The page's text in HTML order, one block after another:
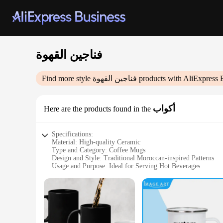
فناجين القهوة
Find more style فناجين القهوة products with AliExpress
Here are the products found in the أكواب
Specifications:
Material: High-quality Ceramic
Type and Category: Coffee Mugs
Design and Style: Traditional Moroccan-inspired Patterns
Usage and Purpose: Ideal for Serving Hot Beverages
Performance and Property: Durable and Heat-resistant
**Elegant Craftsmanship and Design**